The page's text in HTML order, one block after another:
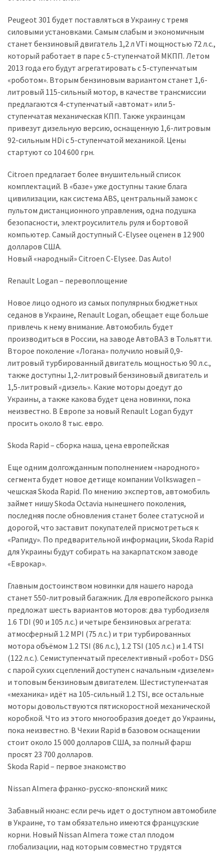
Peugeot 301 будет поставляться в Украину с тремя
силовыми установками. Самым слабым и экономичным
станет бензиновый двигатель 1,2 л VTi мощностью 72 л.с.,
который работает в паре с 5-ступенчатой МКПП. Летом
2013 года его будут агрегатировать с 5-ступенчатым
«роботом». Вторым бензиновым вариантом станет 1,6-
литровый 115-сильный мотор, в качестве трансмиссии
предлагаются 4-ступенчатый «автомат» или 5-
ступенчатая механическая КПП. Также украинцам
привезут дизельную версию, оснащенную 1,6-литровым
92-сильным HDi с 5-ступенчатой механикой. Цены
стартуют со 104 600 грн.
Citroen предлагает более внушительный список
комплектаций. В «базе» уже доступны такие блага
цивилизации, как система ABS, центральный замок с
пультом дистанционного управления, одна подушка
безопасности, электроусилитель руля и бортовой
компьютер. Самый доступный C-Elysee оценен в 12 900
долларов США.
Новый «народный» Citroen C-Elysee. Das Auto!
Renault Logan – перевоплощение
Новое лицо одного из самых популярных бюджетных
седанов в Украине, Renault Logan, обещает еще больше
привлечь к нему внимание. Автомобиль будет
производиться в России, на заводе АвтоВАЗ в Тольятти.
Второе поколение «Логана» получило новый 0,9-
литровый турбированный двигатель мощностью 90 л.с.,
также доступны 1,2-литровый бензиновый двигатель и
1,5-литровый «дизель». Какие моторы доедут до
Украины, а также какова будет цена новинки, пока
неизвестно. В Европе за новый Renault Logan будут
просить около 8 тыс. евро.
Skoda Rapid – сборка наша, цена европейская
Еще одним долгожданным пополнением «народного»
сегмента будет новое детище компании Volkswagen –
чешская Skoda Rapid. По мнению экспертов, автомобиль
займет нишу Skoda Octavia нынешнего поколения,
последняя после обновления станет более статусной и
дорогой, что заставит покупателей присмотреться к
«Рапиду». По предварительной информации, Skoda Rapid
для Украины будут собирать на закарпатском заводе
«Еврокар».
Главным достоинством новинки для нашего народа
станет 550-литровый багажник. Для европейского рынка
предложат шесть вариантов моторов: два турбодизеля
1.6 TDI (90 и 105 л.с.) и четыре бензиновых агрегата:
атмосферный 1.2 MPI (75 л.с.) и три турбированных
мотора объёмом 1.2 TSI (86 л.с.), 1.2 TSI (105 л.с.) и 1.4 TSI
(122 л.с.). Семиступенчатый преселективный «робот» DSG
с парой сухих сцеплений доступен с начальным «дизелем»
и топовым бензиновым двигателем. Шестиступенчатая
«механика» идёт на 105-сильный 1.2 TSI, все остальные
моторы довольствуются пятискоростной механической
коробкой. Что из этого многообразия доедет до Украины,
пока неизвестно. В Чехии Rapid в базовом оснащении
стоит около 15 000 долларов США, за полный фарш
просят 23 700 долларов.
Skoda Rapid – первое знакомство
Nissan Almera франко-русско-японский микс
Забавный нюанс: если речь идет о доступном автомобиле
в Украине, то там обязательно имеются французские
корни. Новый Nissan Almera тоже стал плодом
глобализации, над которым совместно трудятся